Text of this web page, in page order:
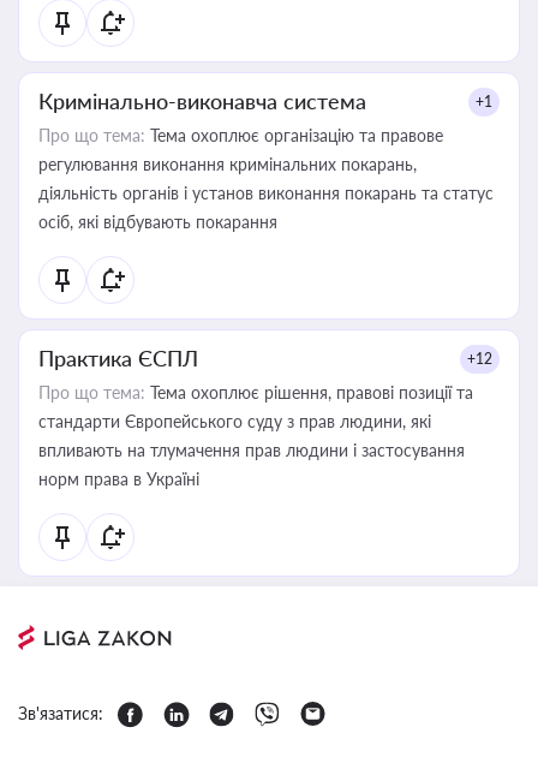
Кримінально-виконавча система +1
Про що тема: Тема охоплює організацію та правове
регулювання виконання кримінальних покарань,
діяльність органів і установ виконання покарань та статус
осіб, які відбувають покарання
Практика ЄСПЛ +12
Про що тема: Тема охоплює рішення, правові позиції та
стандарти Європейського суду з прав людини, які
впливають на тлумачення прав людини і застосування
норм права в Україні
Зв'язатися: